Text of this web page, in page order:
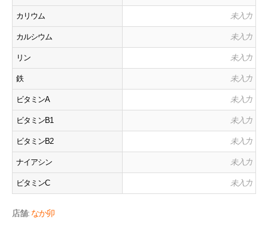
カリウム 未入力
カルシウム 未入力
リン 未入力
鉄 未入力
ビタミンA 未入力
ビタミンB1 未入力
ビタミンB2 未入力
ナイアシン 未入力
ビタミンC 未入力
店舗: なか卯